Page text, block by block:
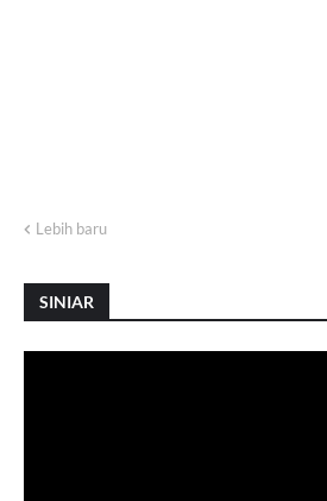
Lebih baru
SINIAR